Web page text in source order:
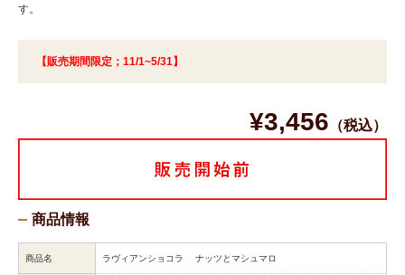
す。
【販売期間限定；11/1~5/31】
¥3,456 （税込）
商品情報
商品名 ラヴィアンショコラ ナッツとマシュマロ